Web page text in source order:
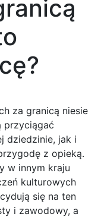
za granicą niesie
przyciągać
dziedzinie, jak i
z opieką.
w innym kraju
kulturowych
się na ten
i zawodowy, a